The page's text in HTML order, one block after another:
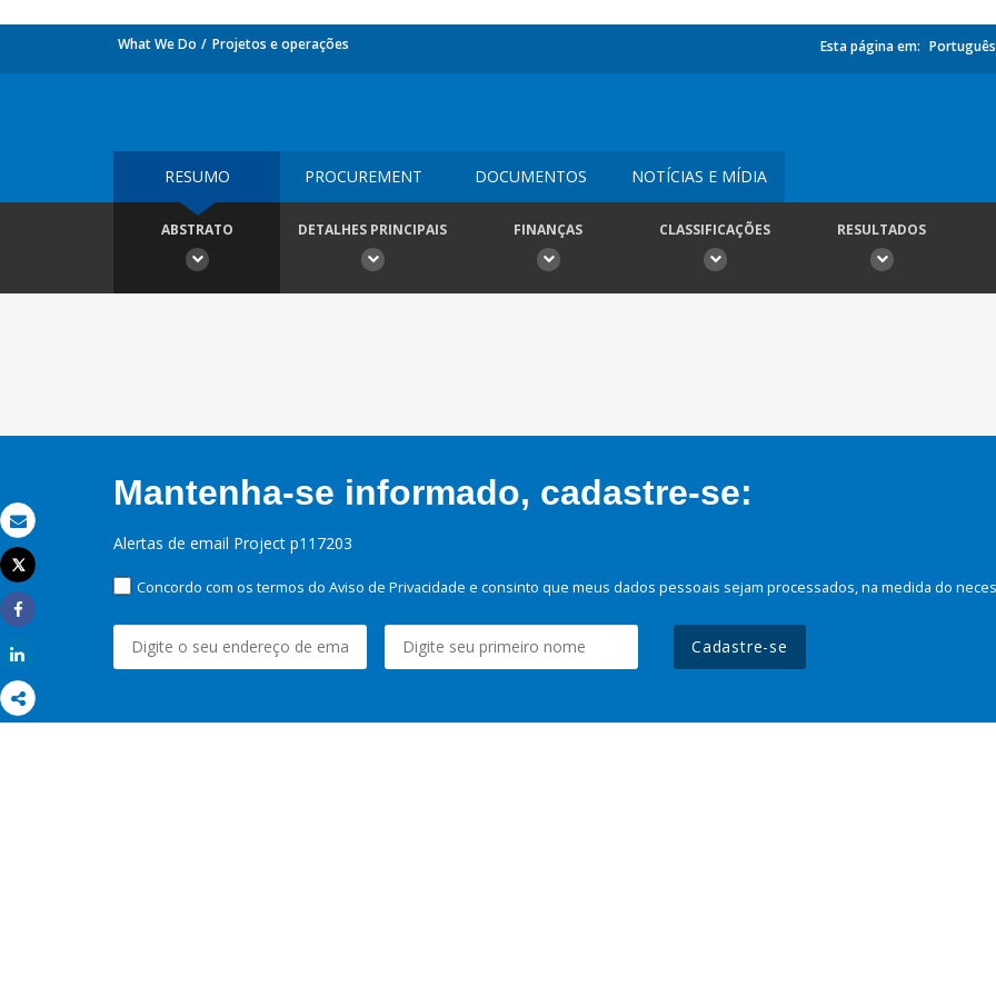
Email
Imprimir
Tweet
Share
What We Do Projetos e operações Esta página em: Português
RESUMO PROCUREMENT DOCUMENTOS NOTÍCIAS E MÍDIA
ABSTRATO DETALHES PRINCIPAIS FINANÇAS CLASSIFICAÇÕES RESULTADOS
Mantenha-se informado, cadastre-se:
Alertas de email Project p117203
Concordo com os termos do Aviso de Privacidade e consinto que meus dados pessoais sejam processados, na medida do
Cadastre-se